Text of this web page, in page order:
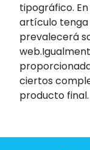
tipográfico.
artículo
prevalecerá
ciertos
producto final.